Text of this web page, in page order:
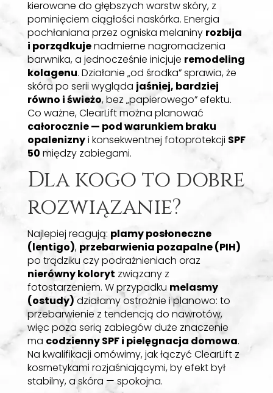
ochronąSPF 50.
Rezerwacja:sprawdźcennik iumów wizytę
przez formularz .
KRÓTKIE PYTANIA I ODPOWIEDZI
Czy ClearLift boli?
Zwykle odczuwalne ciepło i delikatne
„pulsowanie”; bez znieczulenia u większości
osób.
Czy działa na
melasmę?
Tak, ale wymaga dyscypliny w SPF i planu
podtrzymującego – melasma ma
skłonność do nawrotów.
Kiedy makijaż?
kierowane do głębszych warstw skóry, z
pominięciem ciągłości naskórka. Energia
pochłaniana przez ogniska melaniny rozbija
i porządkujenadmierne nagromadzenia
barwnika, a jednocześnie inicjuje remodeling
kolagenu. Działanie „od środka” sprawia, że
skóra po serii wygląda jaśniej, bardziej
równo i świeżo, bez „papierowego” efektu.
Co ważne, ClearLift można planować
całorocznie — pod warunkiem braku
opaleniznyi konsekwentnej fotoprotekcji SPF
50 między zabiegami.
Dla kogo to dobre
rozwiązanie?
Najlepiej reagują: plamy posłoneczne
(lentigo), przebarwienia pozapalne (PIH)
po trądziku czy podrażnieniach oraz
nierówny koloryt związany z
fotostarzeniem. W przypadku melasmy
(ostudy)działamy ostrożnie i planowo: to
przebarwienie z tendencją do nawrotów,
więc poza serią zabiegów duże znaczenie
ma codzienny SPF i pielęgnacja domowa.
Na kwalifikacji omówimy, jak łączyć ClearLift z
kosmetykami rozjaśniającymi, by efekt był
stabilny, a skóra — spokojna.